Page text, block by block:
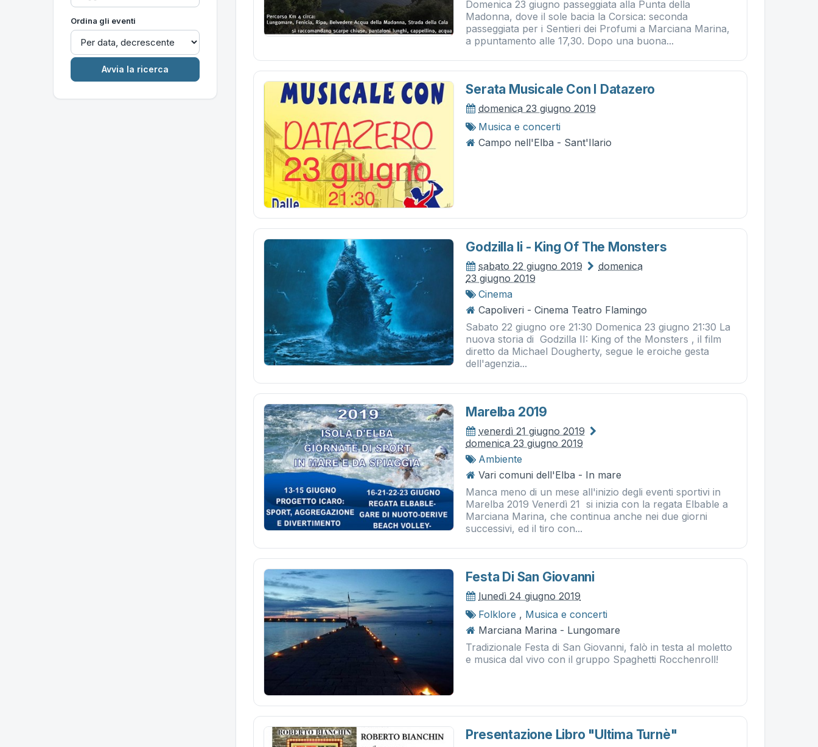
Ordina gli eventi
Domenica 23 giugno passeggiata alla Punta della
Madonna, dove il sole bacia la Corsica: seconda
passeggiata per i Sentieri dei Profumi a Marciana Marina,
a ppuntamento alle 17,30. Dopo una buona...
Serata Musicale Con I Datazero
domenica 23 giugno 2019
Musica e concerti
Campo nell'Elba - Sant'Ilario
Godzilla Ii - King Of The Monsters
sabato 22 giugno 2019
domenica
23 giugno 2019
Cinema
Capoliveri - Cinema Teatro Flamingo
Sabato 22 giugno ore 21:30 Domenica 23 giugno 21:30 La
nuova storia di Godzilla II: King of the Monsters , il film
diretto da Michael Dougherty, segue le eroiche gesta
dell'agenzia...
Marelba 2019
venerdì 21 giugno 2019
domenica 23 giugno 2019
Ambiente
Vari comuni dell'Elba - In mare
Manca meno di un mese all'inizio degli eventi sportivi in
Marelba 2019 Venerdì 21 si inizia con la regata Elbable a
Marciana Marina, che continua anche nei due giorni
successivi, ed il tiro con...
Festa Di San Giovanni
lunedì 24 giugno 2019
Folklore , Musica e concerti
Marciana Marina - Lungomare
Tradizionale Festa di San Giovanni, falò in testa al moletto
e musica dal vivo con il gruppo Spaghetti Rocchenroll!
Presentazione Libro "ultima Turnè"